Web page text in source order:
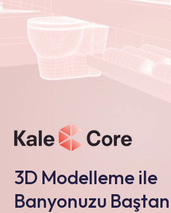
3D Modelleme ile
Banyonuzu